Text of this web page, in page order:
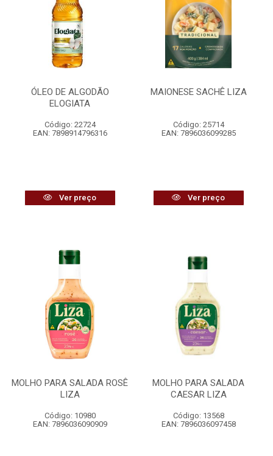
ÓLEO DE ALGODÃO
ELOGIATA
Código: 22724
EAN: 7898914796316
Ver preço
MAIONESE SACHÊ LIZA
Código: 25714
EAN: 7896036099285
Ver preço
MOLHO PARA SALADA ROSÊ
LIZA
Código: 10980
EAN: 7896036090909
MOLHO PARA SALADA
CAESAR LIZA
Código: 13568
EAN: 7896036097458